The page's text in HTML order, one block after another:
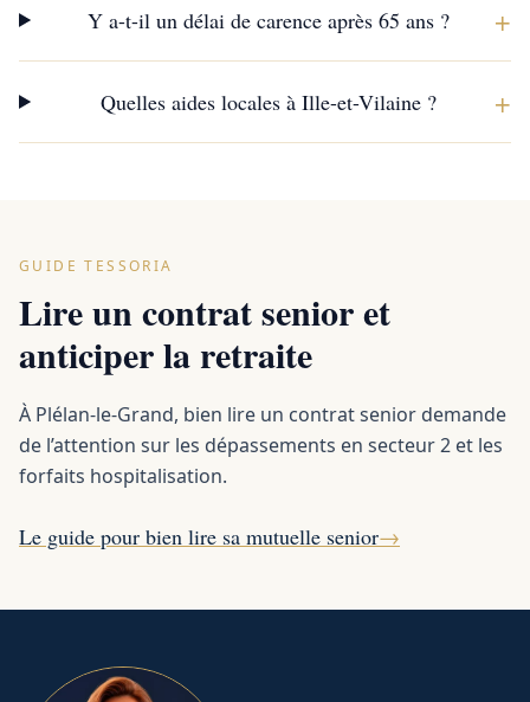
Y a-t-il un délai de carence après 65 ans ? +
Quelles aides locales à Ille-et-Vilaine ? +
GUIDE TESSORIA
Lire un contrat senior et
anticiper la retraite
À Plélan-le-Grand, bien lire un contrat senior demande
de l’attention sur les dépassements en secteur 2 et les
forfaits hospitalisation.
Le guide pour bien lire sa mutuelle senior→